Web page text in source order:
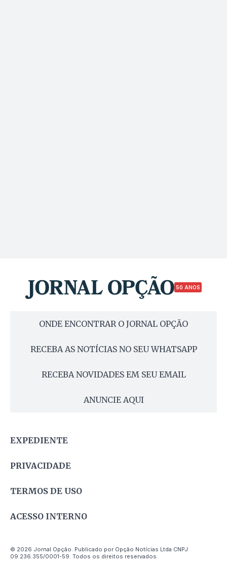
50 ANOS
ONDE ENCONTRAR O JORNAL OPÇÃO
RECEBA AS NOTÍCIAS NO SEU WHATSAPP
RECEBA NOVIDADES EM SEU EMAIL
ANUNCIE AQUI
EXPEDIENTE
PRIVACIDADE
TERMOS DE USO
ACESSO INTERNO
© 2026 Jornal Opção. Publicado por Opção Notícias Ltda CNPJ
09.236.355/0001-59. Todos os direitos reservados.